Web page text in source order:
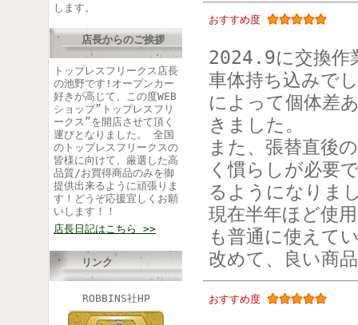
します。
店長からのご挨拶
トップレスフリークス店長
の池野です!オープンカー
好きが高じて、この度WEB
ショップ”トップレスフリ
ークス”を開店させて頂く
運びとなりました。 全国
のトップレスフリークスの
皆様に向けて、厳選した高
品質/お買得商品のみを御
提供出来るように頑張りま
す！どうぞ応援宜しくお願
いします！！
店長日記はこちら >>
リンク
ROBBINS社HP
おすすめ度
2024.9に交換作
車体持ち込みで
によって個体差
きました。
また、張替直後
く慣らしが必要
るようになりま
現在半年ほど使
も普通に使えて
改めて、良い商
おすすめ度